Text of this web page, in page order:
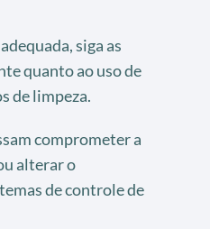
siga as
quanto ao uso de
de limpeza.
comprometer a
alterar o
de controle de